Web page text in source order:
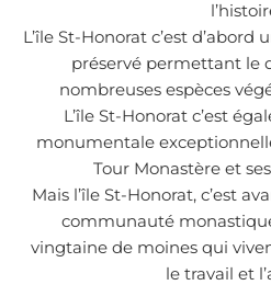
L’île St-Honorat c’est
préservé permettant le
nombreuses espèces
L’île St-Honorat c’est
monumentale
Tour Monastère et
Mais l’île St-Honorat, c’est
communauté
vingtaine de moines qui
le travail et